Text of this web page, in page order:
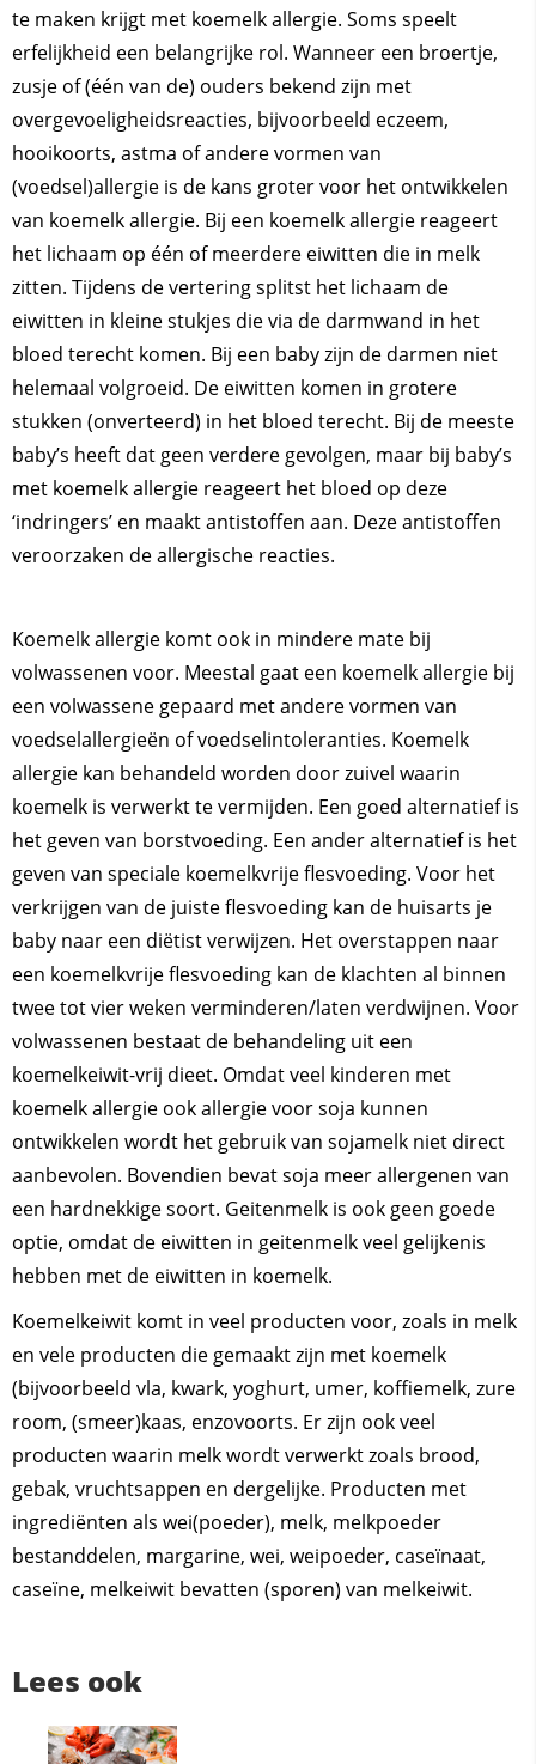
te maken krijgt met koemelk allergie. Soms speelt
erfelijkheid een belangrijke rol. Wanneer een broertje,
zusje of (één van de) ouders bekend zijn met
overgevoeligheidsreacties, bijvoorbeeld eczeem,
hooikoorts, astma of andere vormen van
(voedsel)allergie is de kans groter voor het ontwikkelen
van koemelk allergie. Bij een koemelk allergie reageert
het lichaam op één of meerdere eiwitten die in melk
zitten. Tijdens de vertering splitst het lichaam de
eiwitten in kleine stukjes die via de darmwand in het
bloed terecht komen. Bij een baby zijn de darmen niet
helemaal volgroeid. De eiwitten komen in grotere
stukken (onverteerd) in het bloed terecht. Bij de meeste
baby’s heeft dat geen verdere gevolgen, maar bij baby’s
met koemelk allergie reageert het bloed op deze
‘indringers’ en maakt antistoffen aan. Deze antistoffen
veroorzaken de allergische reacties.
Koemelk allergie komt ook in mindere mate bij
volwassenen voor. Meestal gaat een koemelk allergie bij
een volwassene gepaard met andere vormen van
voedselallergieën of voedselintoleranties. Koemelk
allergie kan behandeld worden door zuivel waarin
koemelk is verwerkt te vermijden. Een goed alternatief is
het geven van borstvoeding. Een ander alternatief is het
geven van speciale koemelkvrije flesvoeding. Voor het
verkrijgen van de juiste flesvoeding kan de huisarts je
baby naar een diëtist verwijzen. Het overstappen naar
een koemelkvrije flesvoeding kan de klachten al binnen
twee tot vier weken verminderen/laten verdwijnen. Voor
volwassenen bestaat de behandeling uit een
koemelkeiwit-vrij dieet. Omdat veel kinderen met
koemelk allergie ook allergie voor soja kunnen
ontwikkelen wordt het gebruik van sojamelk niet direct
aanbevolen. Bovendien bevat soja meer allergenen van
een hardnekkige soort. Geitenmelk is ook geen goede
optie, omdat de eiwitten in geitenmelk veel gelijkenis
hebben met de eiwitten in koemelk.
Koemelkeiwit komt in veel producten voor, zoals in melk
en vele producten die gemaakt zijn met koemelk
(bijvoorbeeld vla, kwark, yoghurt, umer, koffiemelk, zure
room, (smeer)kaas, enzovoorts. Er zijn ook veel
producten waarin melk wordt verwerkt zoals brood,
gebak, vruchtsappen en dergelijke. Producten met
ingrediënten als wei(poeder), melk, melkpoeder
bestanddelen, margarine, wei, weipoeder, caseïnaat,
caseïne, melkeiwit bevatten (sporen) van melkeiwit.
Lees ook